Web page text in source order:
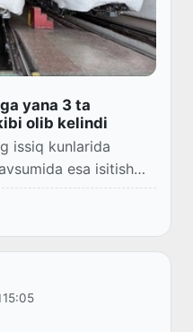
yana 3 ta
olib kelindi
issiq kunlarida
esa isitish
yo‘lovchilar uchun
sharoitini t...
15:05